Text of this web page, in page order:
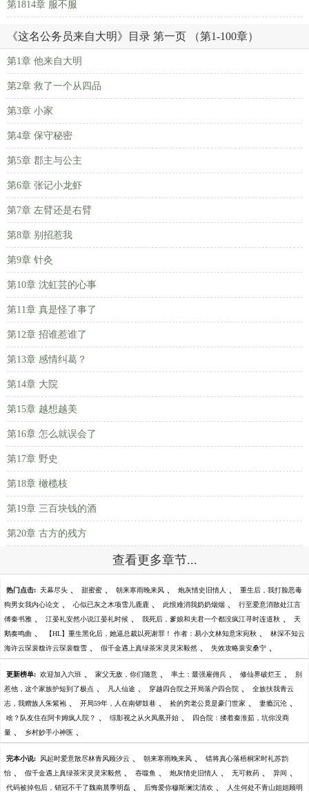
第1814章 服不服
《这名公务员来自大明》目录 第一页 （第1-100章）
第1章 他来自大明
第2章 救了一个从四品
第3章 小家
第4章 保守秘密
第5章 郡主与公主
第6章 张记小龙虾
第7章 左臂还是右臂
第8章 别招惹我
第9章 针灸
第10章 沈虹芸的心事
第11章 真是怪了事了
第12章 招谁惹谁了
第13章 感情纠葛？
第14章 大院
第15章 越想越美
第16章 怎么就误会了
第17章 野史
第18章 橄榄枝
第19章 三百块钱的酒
第20章 古方的残方
查看更多章节...
热门点击: 天幕尽头 、 甜蜜蜜 、 朝来寒雨晚来风 、 炮灰情史旧情人 、 重生后，我打脸恶毒
狗男女我内心论文 、 心似已灰之木项雪儿鹿鹿 、 此恨难消我奶奶烟烟 、 行至爱意消散处江言
傅秦书雅 、 江晏礼安然小说江晏礼时候 、 我死后，爹娘和夫君一个都没疯江寻时连道秋 、 天
鹅奏鸣曲 、 【HL】重生黑化后，她逼总裁以死谢罪！ 作者：易小文林知意宋宛秋 、 林深不知云
海许云琛裴馥许云琛裴馥雪 、 假千金遇上真绿茶宋灵灵宋毅然 、 失效攻略裴安桑宁 、
更新榜单: 欢迎加入六班 、 家父无敌，你们随意 、 率土：最强雇佣兵 、 修仙界破烂王 、 别
惹他，这个家族护短到了极点 、 凡人仙途 、 穿越四合院之开局落户四合院 、 全族扶我青云
志，我赠族人朱紫袍 、 开局59年，人在南锣鼓巷 、 捡的穷老公竟是豪门世家 、 妻瘾沉沦 、
啥？队友住在阿卡姆疯人院？ 、 综影视之从火凤凰开始 、 四合院：搂着秦淮茹，坑你没商
量 、 乡村妙手小神医 、
完本小说: 风起时爱意散尽林青风顾汐云 、 朝来寒雨晚来风 、 错将真心落梧桐宋时礼苏韵
怡 、 假千金遇上真绿茶宋灵灵宋毅然 、 吞噬鱼 、 炮灰情史旧情人 、 无可救药 、 异间 、
代码被掉包后，销冠不干了魏南晨季明磊 、 后悔爱你穆斯澜沈清欢 、 人生何处不青山姐姐顾明